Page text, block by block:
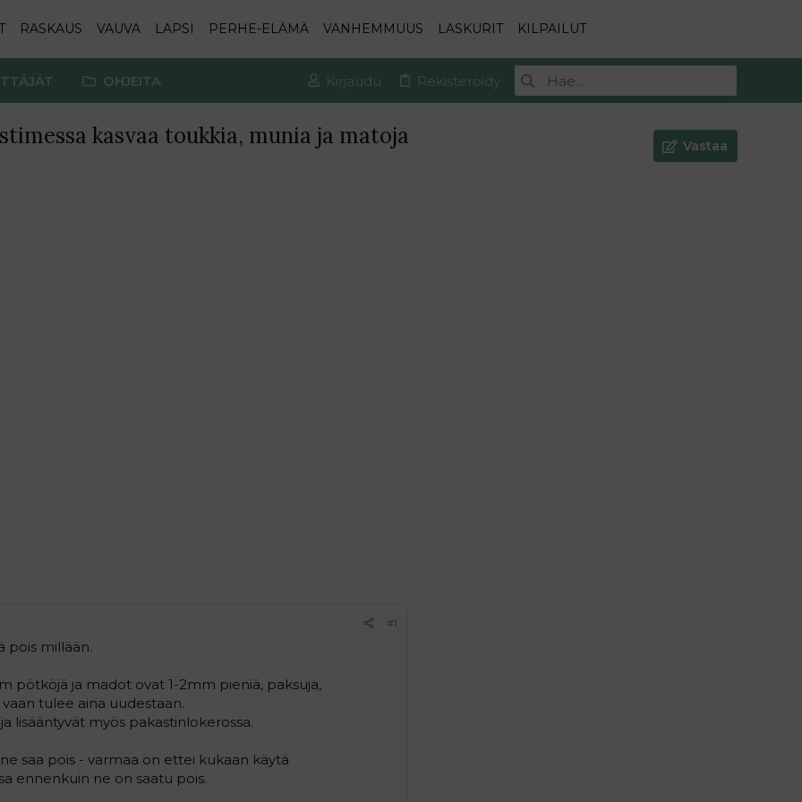
RASKAUS VAUVA LAPSI PERHE-ELÄMÄ VANHEMMUUS LASKURIT KILPAILUT
OHJEITA Kirjaudu Rekisteröidy
kasvaa toukkia, munia ja matoja Vastaa
#1
pois millään.
pötköjä ja madot ovat 1-2mm pieniä, paksuja,
tulee aina uudestaan.
lisääntyvät myös pakastinlokerossa.
saa pois - varmaa on ettei kukaan käytä
ennenkuin ne on saatu pois.